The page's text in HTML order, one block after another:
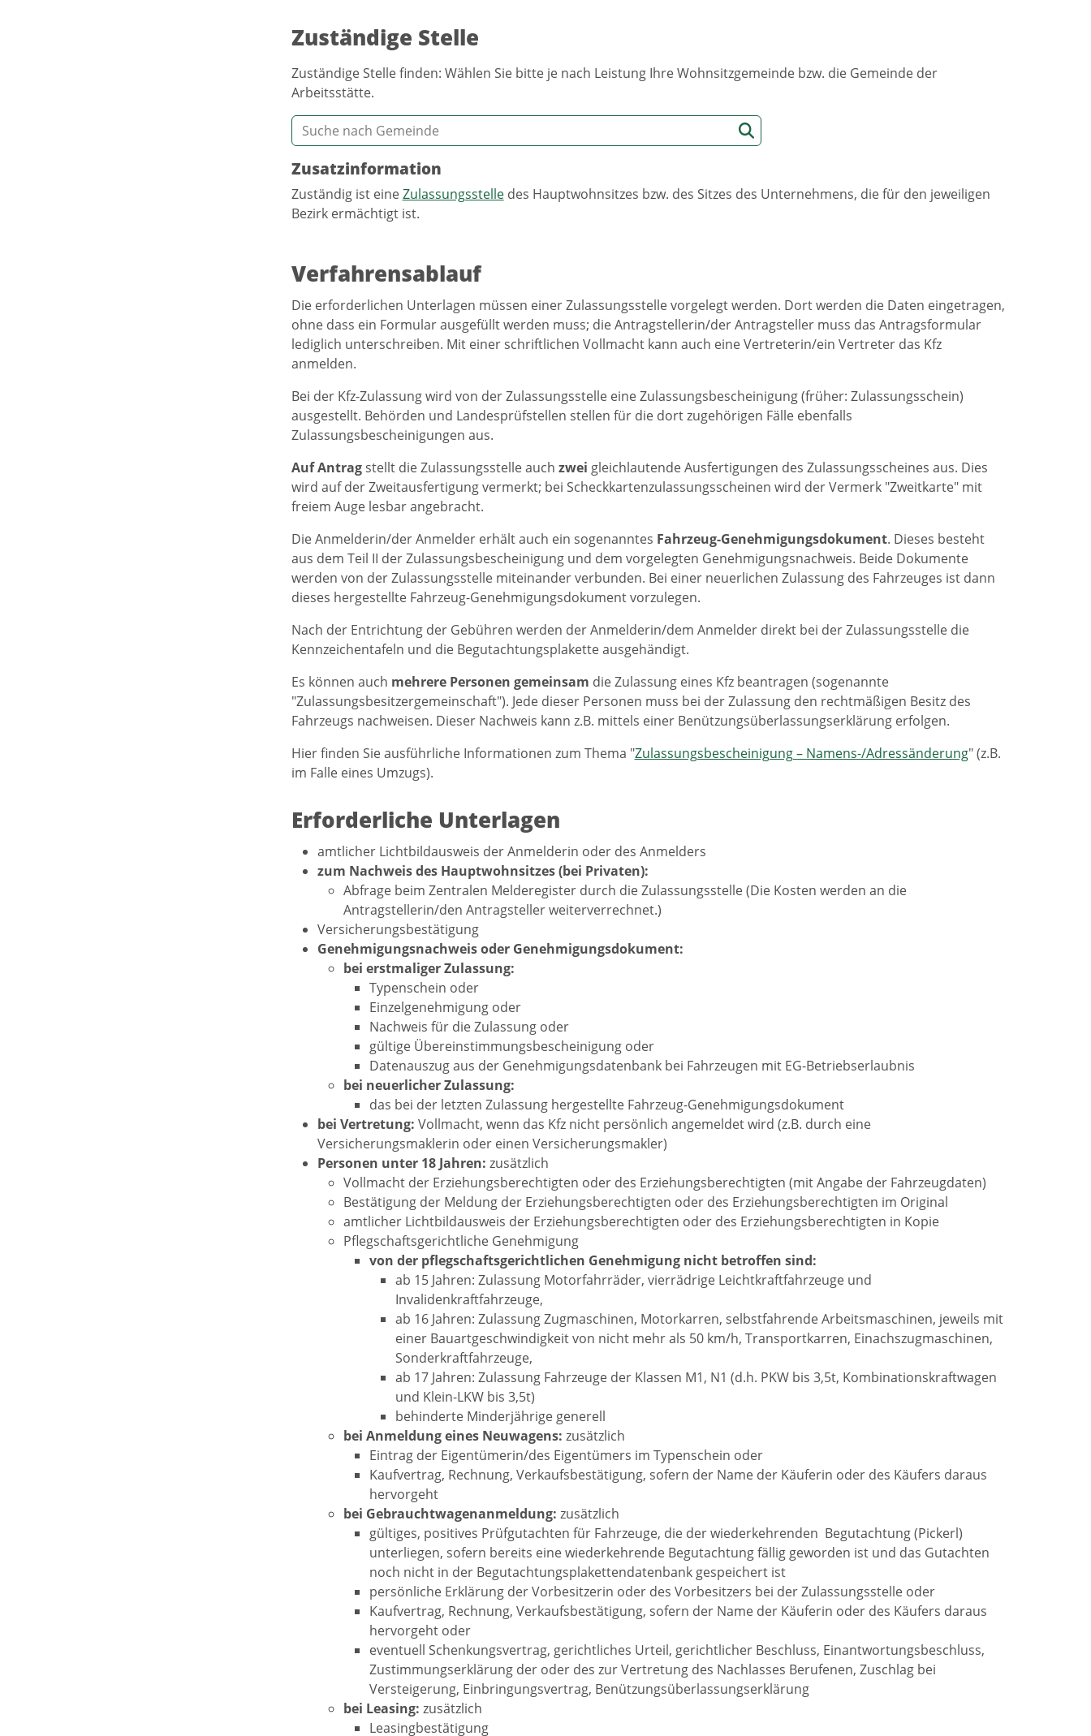
Zuständige Stelle
Zuständige Stelle finden: Wählen Sie bitte je nach Leistung Ihre Wohnsitzgemeinde bzw. die Gemeinde der
Arbeitsstätte.
Zusatzinformation
Zuständig ist eineZulassungsstelledes Hauptwohnsitzes bzw. des Sitzes des Unternehmens, die für den jeweiligen
Bezirk ermächtigt ist.
Verfahrensablauf
Die erforderlichen Unterlagen müssen einer Zulassungsstelle vorgelegt werden. Dort werden die Daten eingetragen,
ohne dass ein Formular ausgefüllt werden muss; die Antragstellerin/der Antragsteller muss das Antragsformular
lediglich unterschreiben. Mit einer schriftlichen Vollmacht kann auch eine Vertreterin/ein Vertreter das Kfz
anmelden.
Bei der Kfz-Zulassung wird von der Zulassungsstelle eine Zulassungsbescheinigung (früher: Zulassungsschein)
ausgestellt. Behörden und Landesprüfstellen stellen für die dort zugehörigen Fälle ebenfalls
Zulassungsbescheinigungen aus.
Auf Antragstellt die Zulassungsstelle auch zwei gleichlautende Ausfertigungen des Zulassungsscheines aus. Dies
wird auf der Zweitausfertigung vermerkt; bei Scheckkartenzulassungsscheinen wird der Vermerk "Zweitkarte" mit
freiem Auge lesbar angebracht.
Die Anmelderin/der Anmelder erhält auch ein sogenanntes Fahrzeug-Genehmigungsdokument. Dieses besteht
aus dem Teil II der Zulassungsbescheinigung und dem vorgelegten Genehmigungsnachweis. Beide Dokumente
werden von der Zulassungsstelle miteinander verbunden. Bei einer neuerlichen Zulassung des Fahrzeuges ist dann
dieses hergestellte Fahrzeug-Genehmigungsdokument vorzulegen.
Nach der Entrichtung der Gebühren werden der Anmelderin/dem Anmelder direkt bei der Zulassungsstelle die
Kennzeichentafeln und die Begutachtungsplakette ausgehändigt.
Es können auch mehrere Personen gemeinsam die Zulassung eines Kfz beantragen (sogenannte
"Zulassungsbesitzergemeinschaft"). Jede dieser Personen muss bei der Zulassung den rechtmäßigen Besitz des
Fahrzeugs nachweisen. Dieser Nachweis kann z.B. mittels einer Benützungsüberlassungserklärung erfolgen.
Hier finden Sie ausführliche Informationen zum Thema "Zulassungsbescheinigung – Namens-/Adressänderung" (z.B.
im Falle eines Umzugs).
Erforderliche Unterlagen
amtlicher Lichtbildausweis der Anmelderin oder des Anmelders
zum Nachweis des Hauptwohnsitzes (bei Privaten):
Abfrage beim Zentralen Melderegister durch die Zulassungsstelle (Die Kosten werden an die
Antragstellerin/den Antragsteller weiterverrechnet.)
Versicherungsbestätigung
Genehmigungsnachweis oder Genehmigungsdokument:
bei erstmaliger Zulassung:
Typenschein oder
Einzelgenehmigung oder
Nachweis für die Zulassung oder
gültige Übereinstimmungsbescheinigung oder
Datenauszug aus der Genehmigungsdatenbank bei Fahrzeugen mit EG-Betriebserlaubnis
bei neuerlicher Zulassung:
das bei der letzten Zulassung hergestellte Fahrzeug-Genehmigungsdokument
bei Vertretung: Vollmacht, wenn das Kfz nicht persönlich angemeldet wird (z.B. durch eine
Versicherungsmaklerin oder einen Versicherungsmakler)
Personen unter 18 Jahren: zusätzlich
Vollmacht der Erziehungsberechtigten oder des Erziehungsberechtigten (mit Angabe der Fahrzeugdaten)
Bestätigung der Meldung der Erziehungsberechtigten oder des Erziehungsberechtigten im Original
amtlicher Lichtbildausweis der Erziehungsberechtigten oder des Erziehungsberechtigten in Kopie
Pflegschaftsgerichtliche Genehmigung
von der pflegschaftsgerichtlichen Genehmigung nicht betroffen sind:
ab 15 Jahren: Zulassung Motorfahrräder, vierrädrige Leichtkraftfahrzeuge und
Invalidenkraftfahrzeuge,
ab 16 Jahren: Zulassung Zugmaschinen, Motorkarren, selbstfahrende Arbeitsmaschinen, jeweils mit
einer Bauartgeschwindigkeit von nicht mehr als 50 km/h, Transportkarren, Einachszugmaschinen,
Sonderkraftfahrzeuge,
ab 17 Jahren: Zulassung Fahrzeuge der Klassen M1, N1 (d.h. PKW bis 3,5t, Kombinationskraftwagen
und Klein-LKW bis 3,5t)
behinderte Minderjährige generell
bei Anmeldung eines Neuwagens: zusätzlich
Eintrag der Eigentümerin/des Eigentümers im Typenschein oder
Kaufvertrag, Rechnung, Verkaufsbestätigung, sofern der Name der Käuferin oder des Käufers daraus
hervorgeht
bei Gebrauchtwagenanmeldung: zusätzlich
gültiges, positives Prüfgutachten für Fahrzeuge, die der wiederkehrenden Begutachtung (Pickerl)
unterliegen, sofern bereits eine wiederkehrende Begutachtung fällig geworden ist und das Gutachten
noch nicht in der Begutachtungsplakettendatenbank gespeichert ist
persönliche Erklärung der Vorbesitzerin oder des Vorbesitzers bei der Zulassungsstelle oder
Kaufvertrag, Rechnung, Verkaufsbestätigung, sofern der Name der Käuferin oder des Käufers daraus
hervorgeht oder
eventuell Schenkungsvertrag, gerichtliches Urteil, gerichtlicher Beschluss, Einantwortungsbeschluss,
Zustimmungserklärung der oder des zur Vertretung des Nachlasses Berufenen, Zuschlag bei
Versteigerung, Einbringungsvertrag, Benützungsüberlassungserklärung
bei Leasing: zusätzlich
Leasingbestätigung